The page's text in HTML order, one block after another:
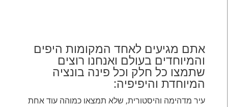
אתם מגיעים לאחד המקומות היפים
והמיוחדים בעולם ואנחנו רוצים
שתמצו כל חלק וכל פינה בונציה
המיוחדת והיפיפיה:
עיר מדהימה והיסטורית, שלא תמצאו כמוהה עוד אחת